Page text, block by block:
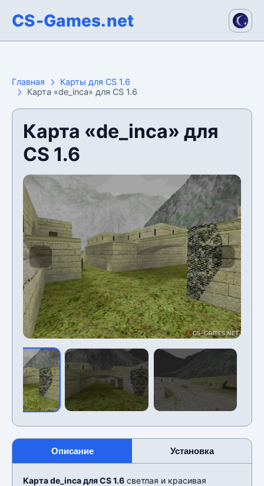
CS-Games.net
Главная
Карты для CS 1.6
Карта «de_inca» для CS 1.6
Карта «de_inca» для
CS 1.6
Описание Установка
Карта de_inca для CS 1.6 светлая и красивая